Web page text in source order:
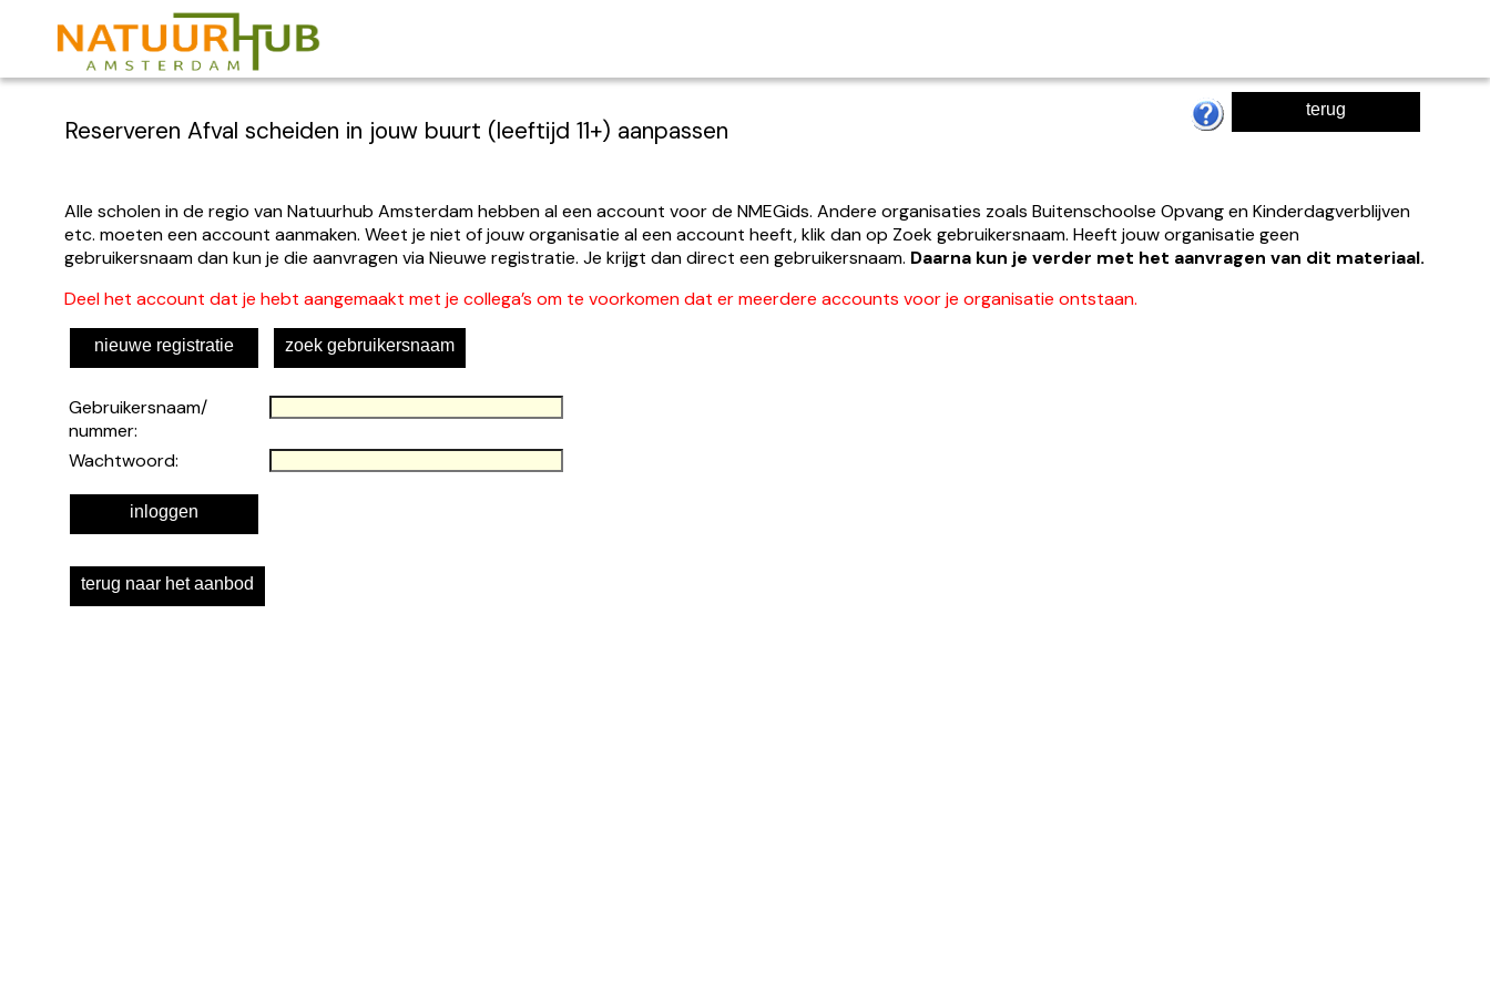
terug
Reserveren Afval scheiden in jouw buurt (leeftijd 11+) aanpassen
Alle scholen in de regio van Natuurhub Amsterdam hebben al een account voor de NMEGids. Andere organisaties zoals Buitenschoolse Opvang en Kinderdagverblijven
etc. moeten een account aanmaken. Weet je niet of jouw organisatie al een account heeft, klik dan op Zoek gebruikersnaam. Heeft jouw organisatie geen
gebruikersnaam dan kun je die aanvragen via Nieuwe registratie. Je krijgt dan direct een gebruikersnaam. Daarna kun je verder met het aanvragen van dit materiaal.
Deel het account dat je hebt aangemaakt met je collega’s om te voorkomen dat er meerdere accounts voor je organisatie ontstaan.
nieuwe registratie zoek gebruikersnaam
Gebruikersnaam/
nummer:
Wachtwoord:
inloggen
terug naar het aanbod